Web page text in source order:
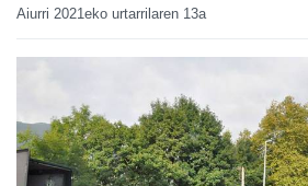
Aiurri 2021eko urtarrilaren 13a